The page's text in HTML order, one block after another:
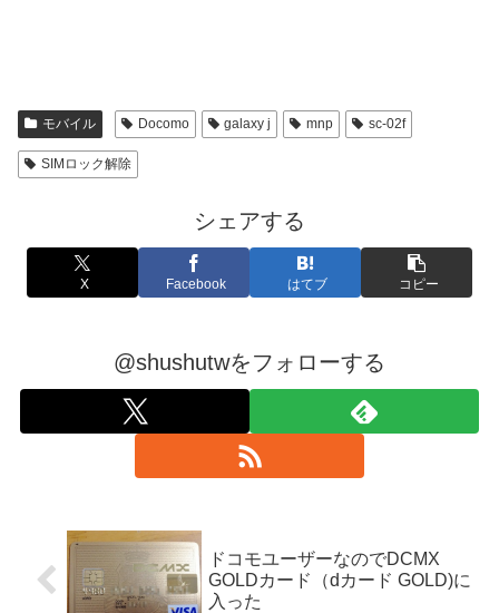
モバイル Docomo galaxy j mnp sc-02f
SIMロック解除
シェアする
X Facebook はてブ コピー
@shushutwをフォローする
ドコモユーザーなのでDCMX
GOLDカード（dカード GOLD)に
入った